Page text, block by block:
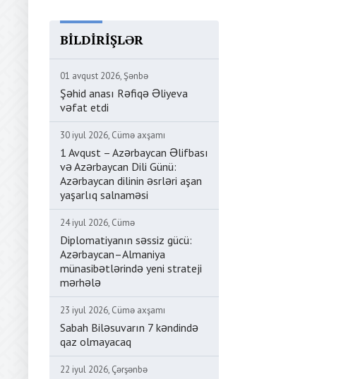
BILDIRIŞLƏR
01 avqust 2026, Şənbə
Şəhid anası Rəfiqə Əliyeva
vəfat etdi
30 iyul 2026, Cümə axşamı
1 Avqust – Azərbaycan Əlifbası
və Azərbaycan Dili Günü:
Azərbaycan dilinin əsrləri aşan
yaşarlıq salnaməsi
24 iyul 2026, Cümə
Diplomatiyanın səssiz gücü:
Azərbaycan–Almaniya
münasibətlərində yeni strateji
mərhələ
23 iyul 2026, Cümə axşamı
Sabah Biləsuvarın 7 kəndində
qaz olmayacaq
22 iyul 2026, Çərşənbə